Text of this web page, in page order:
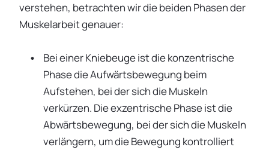
verstehen, betrachten wir die beiden Phasen der
Muskelarbeit genauer:
Bei einer Kniebeuge ist die konzentrische
Phase die Aufwärtsbewegung beim
Aufstehen, bei der sich die Muskeln
verkürzen. Die exzentrische Phase ist die
Abwärtsbewegung, bei der sich die Muskeln
verlängern, um die Bewegung kontrolliert